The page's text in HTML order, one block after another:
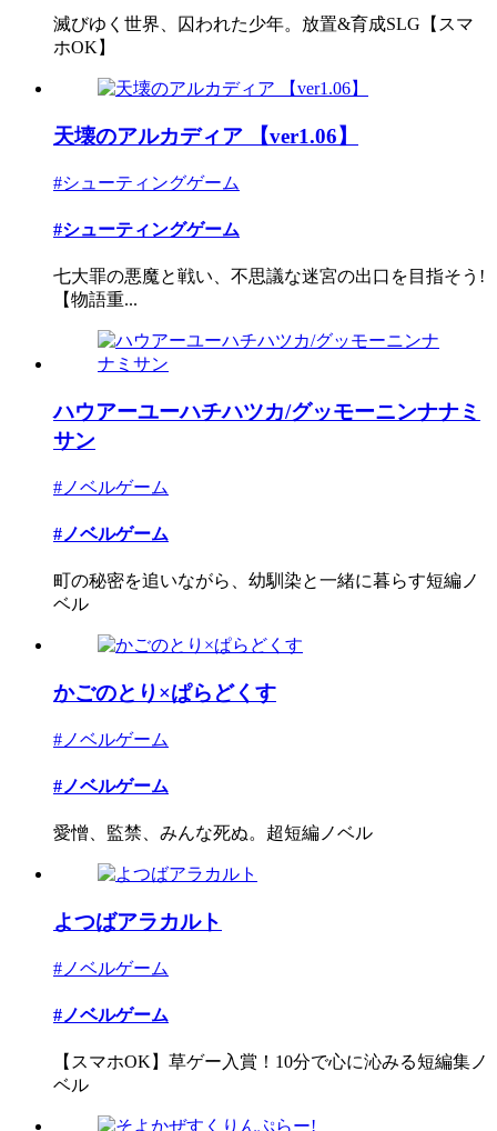
滅びゆく世界、囚われた少年。放置&育成SLG【スマ
ホOK】
天壊のアルカディア 【ver1.06】
#シューティングゲーム
#シューティングゲーム
七大罪の悪魔と戦い、不思議な迷宮の出口を目指そう!
【物語重...
ハウアーユーハチハツカ/グッモーニンナナミ
サン
#ノベルゲーム
#ノベルゲーム
町の秘密を追いながら、幼馴染と一緒に暮らす短編ノ
ベル
かごのとり×ぱらどくす
#ノベルゲーム
#ノベルゲーム
愛憎、監禁、みんな死ぬ。超短編ノベル
よつばアラカルト
#ノベルゲーム
#ノベルゲーム
【スマホOK】草ゲー入賞！10分で心に沁みる短編集ノ
ベル